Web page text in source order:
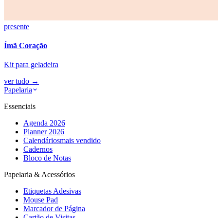
presente
Ímã Coração
Kit para geladeira
ver tudo →
Papelaria
Essenciais
Agenda 2026
Planner 2026
Calendáriosmais vendido
Cadernos
Bloco de Notas
Papelaria & Acessórios
Etiquetas Adesivas
Mouse Pad
Marcador de Página